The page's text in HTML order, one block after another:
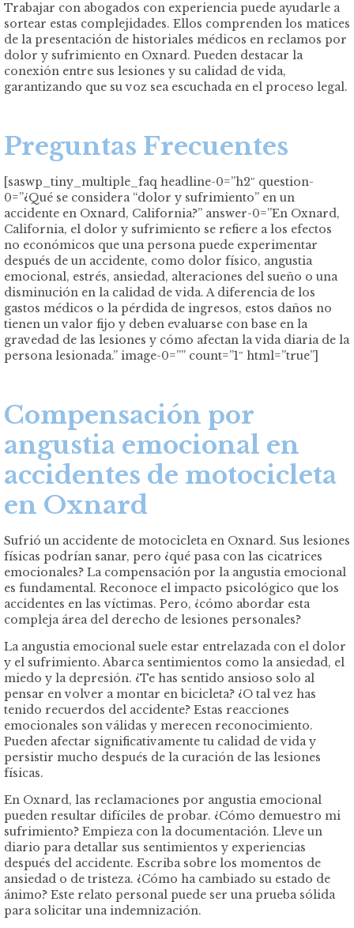
Trabajar con abogados con experiencia puede ayudarle a
sortear estas complejidades. Ellos comprenden los matices
de la presentación de historiales médicos en reclamos por
dolor y sufrimiento en Oxnard. Pueden destacar la
conexión entre sus lesiones y su calidad de vida,
garantizando que su voz sea escuchada en el proceso legal.
Preguntas Frecuentes
[saswp_tiny_multiple_faq headline-0=”h2″ question-
0=”¿Qué se considera “dolor y sufrimiento” en un
accidente en Oxnard, California?” answer-0=”En Oxnard,
California, el dolor y sufrimiento se refiere a los efectos
no económicos que una persona puede experimentar
después de un accidente, como dolor físico, angustia
emocional, estrés, ansiedad, alteraciones del sueño o una
disminución en la calidad de vida. A diferencia de los
gastos médicos o la pérdida de ingresos, estos daños no
tienen un valor fijo y deben evaluarse con base en la
gravedad de las lesiones y cómo afectan la vida diaria de la
persona lesionada.” image-0=”” count=”1″ html=”true”]
Compensación por
angustia emocional en
accidentes de motocicleta
en Oxnard
Sufrió un accidente de motocicleta en Oxnard. Sus lesiones
físicas podrían sanar, pero ¿qué pasa con las cicatrices
emocionales? La compensación por la angustia emocional
es fundamental. Reconoce el impacto psicológico que los
accidentes en las víctimas. Pero, ¿cómo abordar esta
compleja área del derecho de lesiones personales?
La angustia emocional suele estar entrelazada con el dolor
y el sufrimiento. Abarca sentimientos como la ansiedad, el
miedo y la depresión. ¿Te has sentido ansioso solo al
pensar en volver a montar en bicicleta? ¿O tal vez has
tenido recuerdos del accidente? Estas reacciones
emocionales son válidas y merecen reconocimiento.
Pueden afectar significativamente tu calidad de vida y
persistir mucho después de la curación de las lesiones
físicas.
En Oxnard, las reclamaciones por angustia emocional
pueden resultar difíciles de probar. ¿Cómo demuestro mi
sufrimiento? Empieza con la documentación. Lleve un
diario para detallar sus sentimientos y experiencias
después del accidente. Escriba sobre los momentos de
ansiedad o de tristeza. ¿Cómo ha cambiado su estado de
ánimo? Este relato personal puede ser una prueba sólida
para solicitar una indemnización.